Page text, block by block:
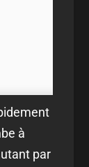
à
par